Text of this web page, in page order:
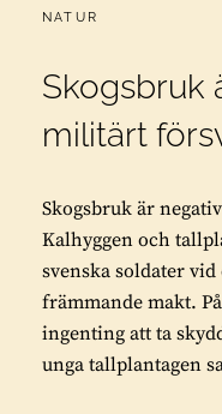
CATEGORIES:
NATUR
Skogsbruk
militärt
Skogsbruk är
Kalhyggen och
svenska soldater
främmande makt.
ingenting att ta
unga tallplantagen